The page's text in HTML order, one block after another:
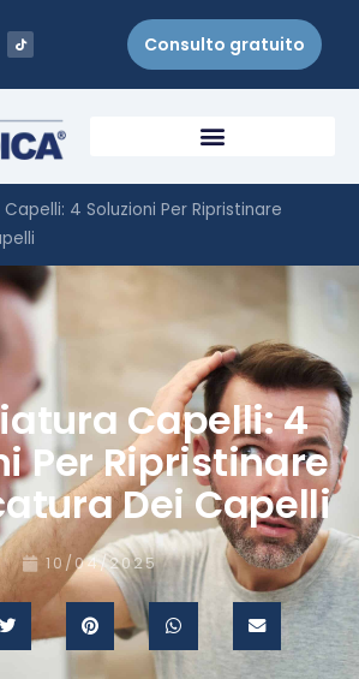
Consulto gratuito
4 Soluzioni Per Ripristinare
Capelli: 4
Per Ripristinare
Dei Capelli
10/04/2025